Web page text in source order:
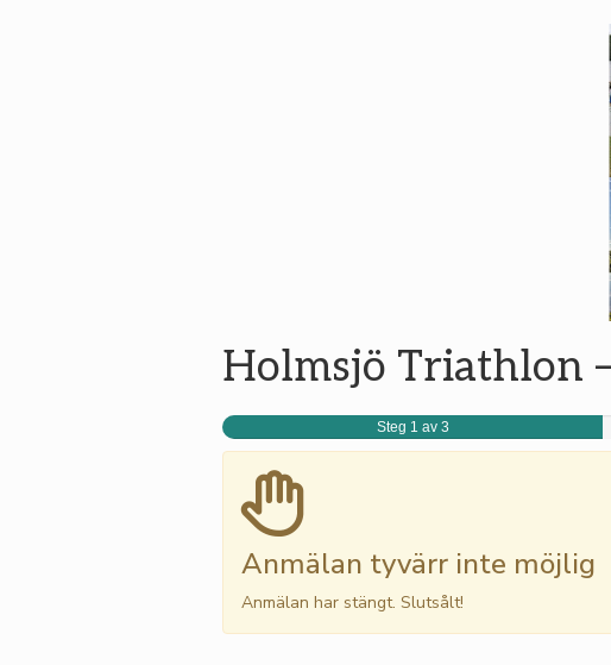
Holmsjö Triathlon
Steg 1 av 3
Anmälan tyvärr inte möjlig
Anmälan har stängt. Slutsålt!